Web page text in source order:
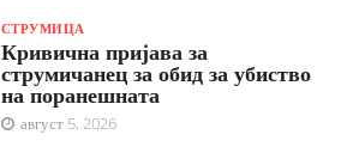
СТРУМИЦА
Кривична пријава за
струмичанец за обид за убиство
на поранешната
август 5, 2026